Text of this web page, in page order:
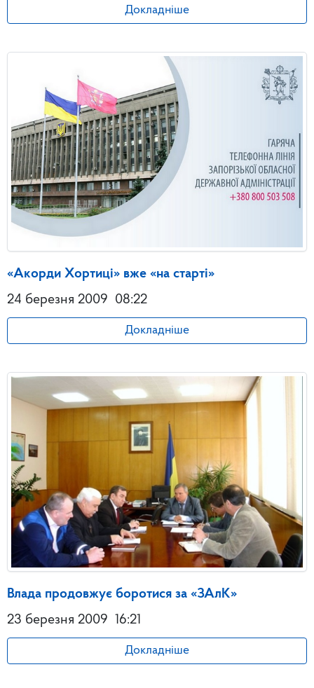
Докладніше
«Акорди Хортиці» вже «на старті»
24 березня 2009 08:22
Докладніше
Влада продовжує боротися за «ЗАлК»
23 березня 2009
16:21
Докладніше